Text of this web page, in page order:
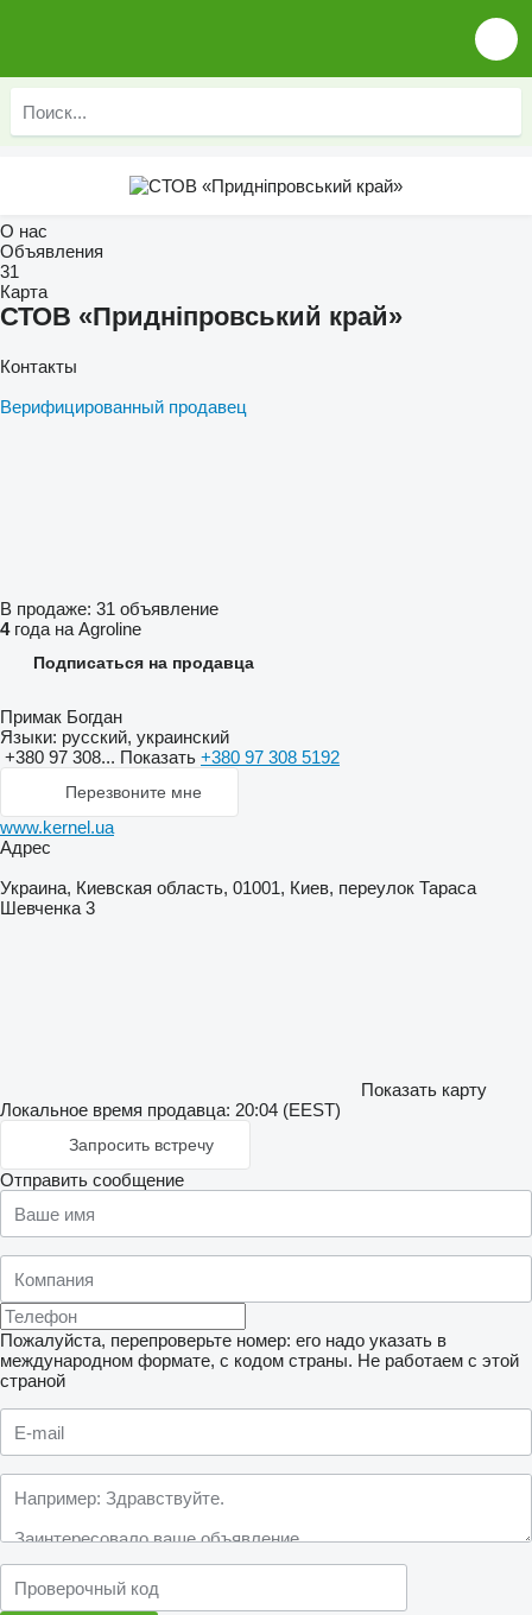
О нас
Объявления
31
Карта
СТОВ «Придніпровський край»
Контакты
Верифицированный продавец
В продаже: 31 объявление
4года на Agroline
Подписаться на продавца
Примак Богдан
Языки: русский, украинский
+380 97 308... Показать +380 97 308 5192
Перезвоните мне
www.kernel.ua
Адрес
Украина, Киевская область, 01001, Киев, переулок Тараса
Шевченка 3
Показать карту
Локальное время продавца: 20:04 (EEST)
Запросить встречу
Отправить сообщение
Пожалуйста, перепроверьте номер: его надо указать в
международном формате, с кодом страны. Не работаем с этой
страной